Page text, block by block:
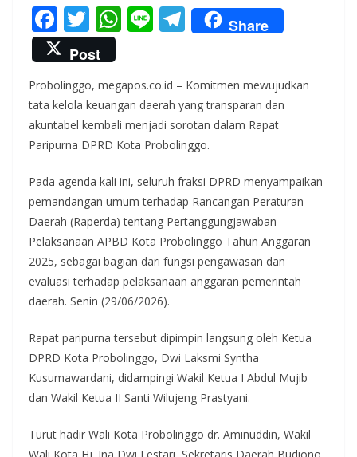
F
ac
e
b
o
o
k
T
w
itt
er
W
s
A
p
p
Li T
el
gr
a
m
Share
Post
Probolinggo, megapos.co.id – Komitmen mewujudkan
tata kelola keuangan daerah yang transparan dan
akuntabel kembali menjadi sorotan dalam Rapat
Paripurna DPRD Kota Probolinggo.
Pada agenda kali ini, seluruh fraksi DPRD menyampaikan
pemandangan umum terhadap Rancangan Peraturan
Daerah (Raperda) tentang Pertanggungjawaban
Pelaksanaan APBD Kota Probolinggo Tahun Anggaran
2025, sebagai bagian dari fungsi pengawasan dan
evaluasi terhadap pelaksanaan anggaran pemerintah
daerah. Senin (29/06/2026).
Rapat paripurna tersebut dipimpin langsung oleh Ketua
DPRD Kota Probolinggo, Dwi Laksmi Syntha
Kusumawardani, didampingi Wakil Ketua I Abdul Mujib
dan Wakil Ketua II Santi Wilujeng Prastyani.
Turut hadir Wali Kota Probolinggo dr. Aminuddin, Wakil
Wali Kota Hj. Ina Dwi Lestari, Sekretaris Daerah Budiono